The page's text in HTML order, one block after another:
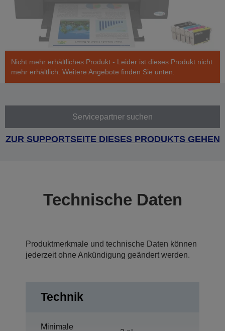
Nicht mehr erhältliches Produkt - Leider ist dieses Produkt nicht
mehr erhältlich. Weitere Angebote finden Sie unten.
Servicepartner suchen
ZUR SUPPORTSEITE DIESES PRODUKTS GEHEN
Technische Daten
Produktmerkmale und technische Daten können
jederzeit ohne Ankündigung geändert werden.
Technik
Minimale